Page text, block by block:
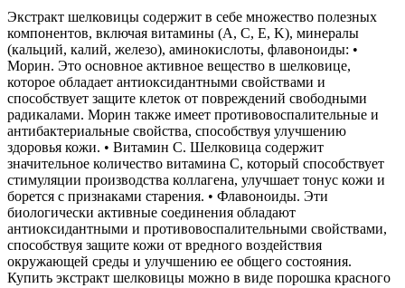
Экстракт шелковицы содержит в себе множество полезных
компонентов, включая витамины (A, C, E, K), минералы
(кальций, калий, железо), аминокислоты, флавоноиды: •
Морин. Это основное активное вещество в шелковице,
которое обладает антиоксидантными свойствами и
способствует защите клеток от повреждений свободными
радикалами. Морин также имеет противовоспалительные и
антибактериальные свойства, способствуя улучшению
здоровья кожи. • Витамин С. Шелковица содержит
значительное количество витамина С, который способствует
стимуляции производства коллагена, улучшает тонус кожи и
борется с признаками старения. • Флавоноиды. Эти
биологически активные соединения обладают
антиоксидантными и противовоспалительными свойствами,
способствуя защите кожи от вредного воздействия
окружающей среды и улучшению ее общего состояния.
Купить экстракт шелковицы можно в виде порошка красного